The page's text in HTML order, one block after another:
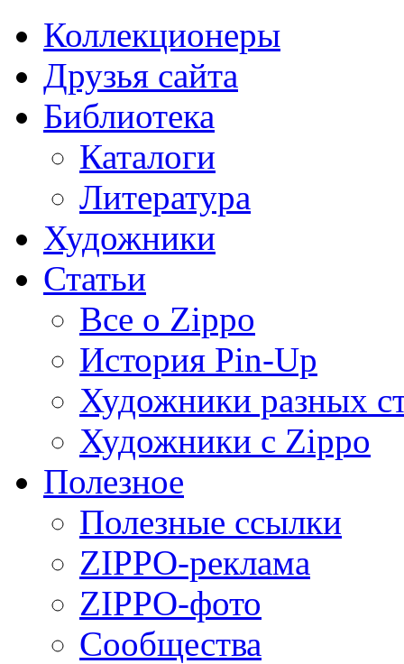
Коллекционеры
Друзья сайта
Библиотека
Каталоги
Литература
Художники
Статьи
Все о Zippo
История Pin-Up
Художники разных
Художники с Zippo
Полезное
Полезные ссылки
ZIPPO-реклама
ZIPPO-фото
Сообщества